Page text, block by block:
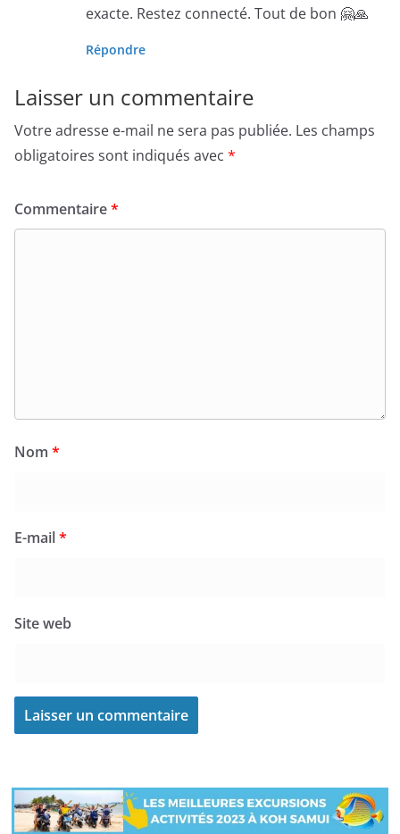
exacte. Restez connecté. Tout de bon 🤗🙏
Répondre
Laisser un commentaire
Votre adresse e-mail ne sera pas publiée. Les champs
obligatoires sont indiqués avec *
Commentaire*
Nom *
E-mail*
Site web